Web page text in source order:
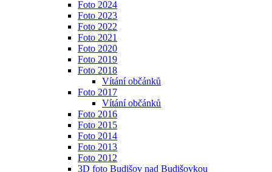
Foto 2024
Foto 2023
Foto 2022
Foto 2021
Foto 2020
Foto 2019
Foto 2018
Vítání občánků
Foto 2017
Vítání občánků
Foto 2016
Foto 2015
Foto 2014
Foto 2013
Foto 2012
3D foto Budišov nad Budišovkou